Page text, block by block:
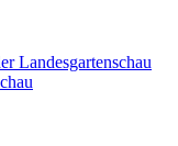
Landesgartenschau